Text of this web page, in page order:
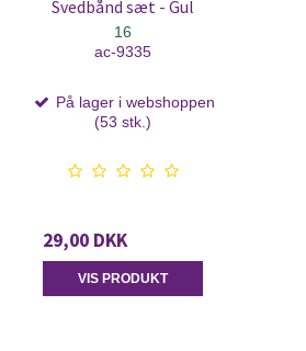
Svedbånd sæt - Gul
16
ac-9335
På lager i webshoppen
(53 stk.)
29,00 DKK
VIS PRODUKT